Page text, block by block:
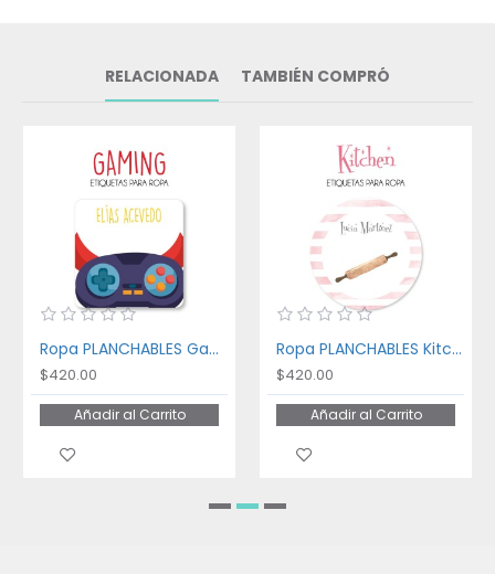
RELACIONADA TAMBIÉN COMPRÓ
Ropa PLANCHABLES Gaming
$420.00
Añadir al Carrito
Ropa PLANCHABLES Kitchen
$420.00
Añadir al Carrito